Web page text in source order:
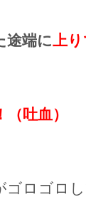
途端に上
吐血）
ゴロゴロ